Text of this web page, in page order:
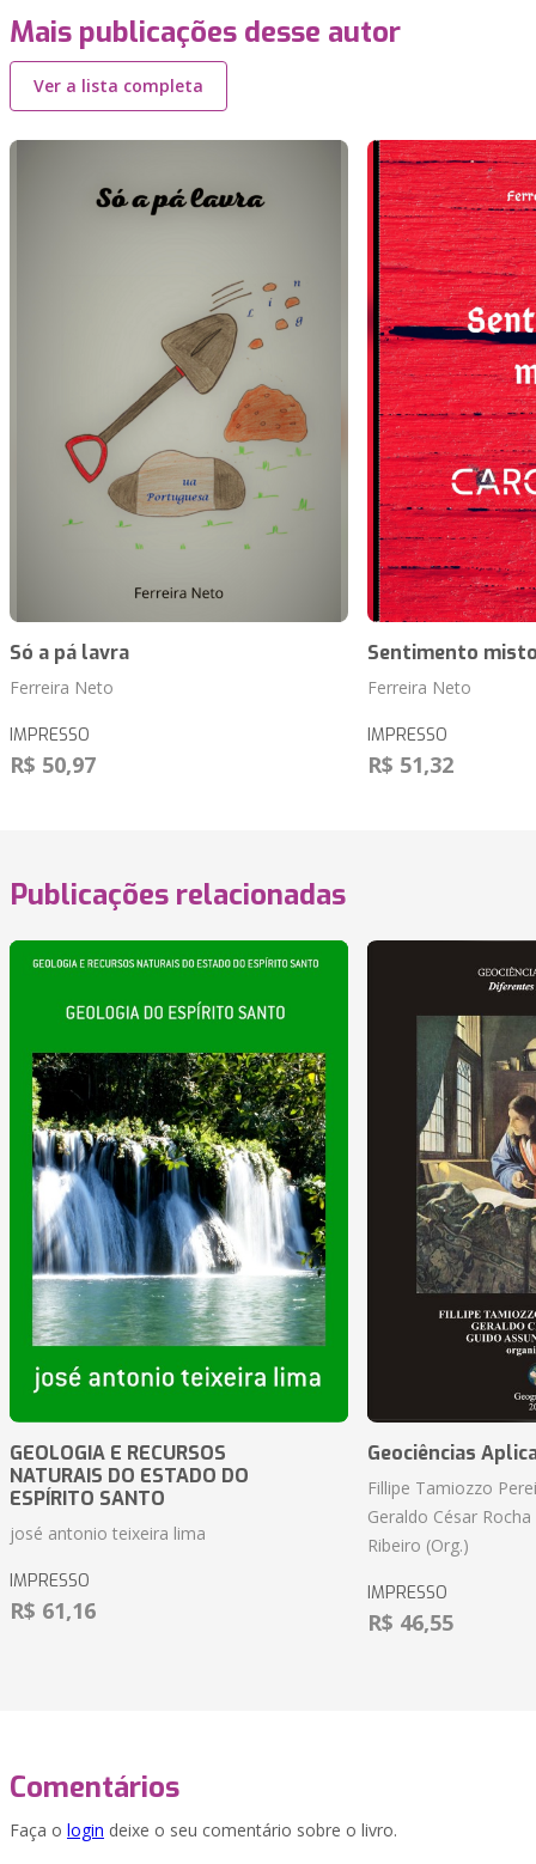
Mais publicações desse autor
Ver a lista completa
Só a pá lavra
Ferreira Neto
IMPRESSO
R$ 50,97
Sentimento
Ferreira Neto
IMPRESSO
R$ 51,32
Publicações relacionadas
GEOLOGIA E RECURSOS
NATURAIS DO ESTADO DO
ESPÍRITO SANTO
josé antonio teixeira lima
IMPRESSO
R$ 61,16
Geociências
Fillipe Tamiozzo
Geraldo César
Ribeiro (Org.)
IMPRESSO
R$ 46,55
Comentários
Faça o login deixe o seu comentário sobre o livro.